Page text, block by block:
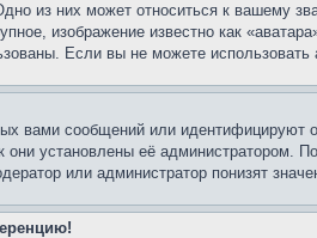
из них может относиться к вашему
изображение известно как
Если вы не можете
вами сообщений или
установлены её
или администратор понизят